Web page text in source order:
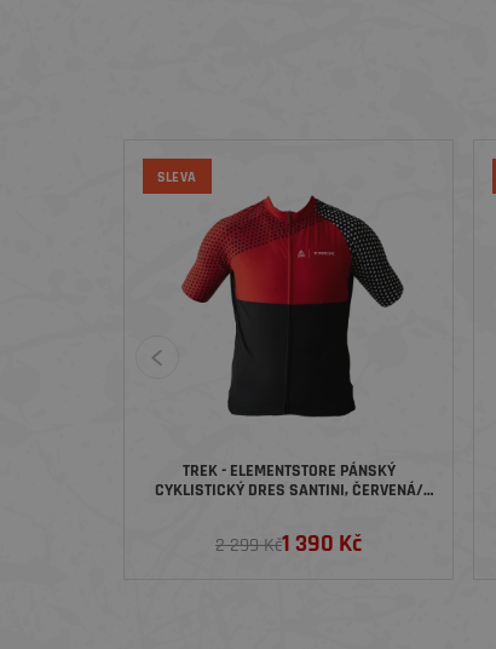
SLEVA
TREK - ELEMENTSTORE PÁNSKÝ
CYKLISTICKÝ DRES SANTINI, ČERVENÁ/
2 299 Kč1 390 Kč